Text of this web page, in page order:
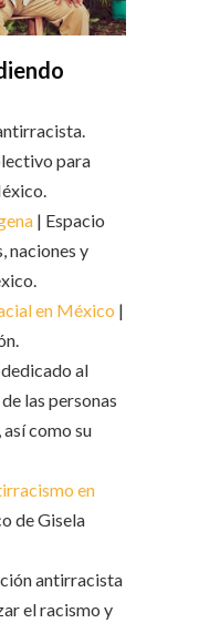
para
| Espacio
naciones y
en México |
al
las personas
como su
en
de Gisela
antirracista
el racismo y